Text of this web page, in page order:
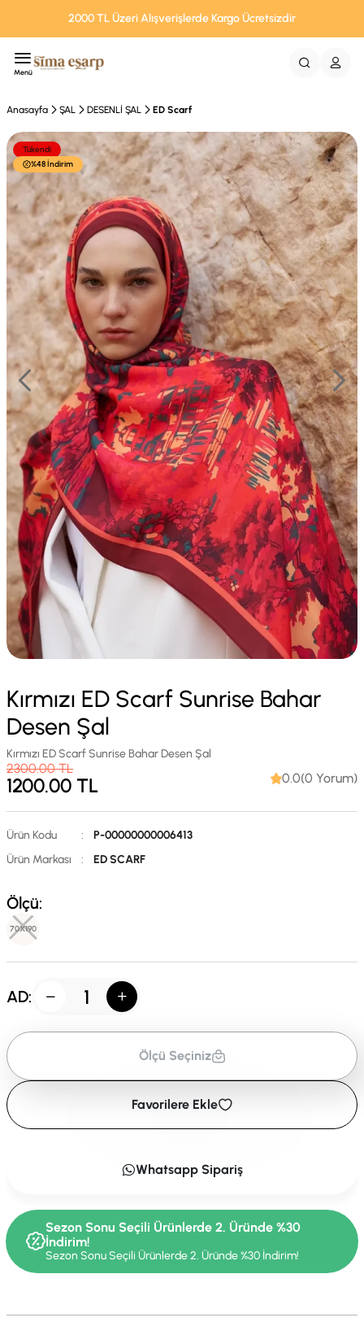
2000 TL Üzeri Alışverişlerde Kargo Ücretsizdir
Menü
Anasayfa ŞAL DESENLİ ŞAL ED Scarf
Tükendi
%48 İndirim
Kırmızı ED Scarf Sunrise Bahar
Desen Şal
Kırmızı ED Scarf Sunrise Bahar Desen Şal
2300.00TL
1200.00 TL 0.0(0 Yorum)
Ürün Kodu :
P-00000000006413
Ürün Markası
: ED SCARF
Ölçü:
70X190
AD:
Ölçü Seçiniz
Favorilere Ekle
Whatsapp Sipariş
Sezon Sonu Seçili Ürünlerde 2. Üründe %30
İndirim!
Sezon Sonu Seçili Ürünlerde 2. Üründe %30 İndirim!